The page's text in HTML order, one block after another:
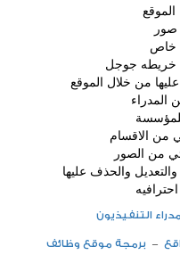
خاص
, خريطه جوجل
من خلال الموقع
المدراء
من الاقسام
من الصور
والحذف عليها
التنفيذيون
– برمجة موقع وظائف